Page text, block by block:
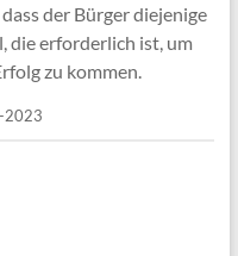
der Bürger diejenige
die erforderlich ist, um
zu kommen.
2023